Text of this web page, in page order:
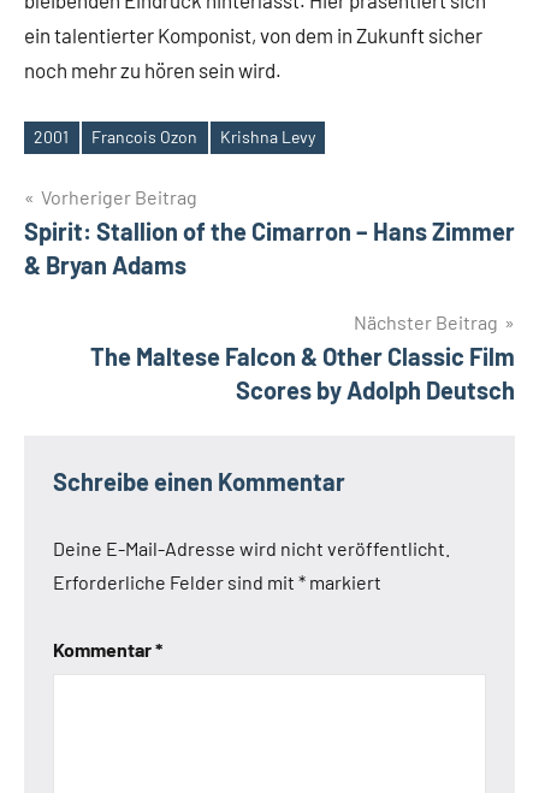
ein talentierter Komponist, von dem in Zukunft sicher
noch mehr zu hören sein wird.
Schlagwörter
2001 Francois Ozon Krishna Levy
Beitragsnavigation
Vorheriger Beitrag
Spirit: Stallion of the Cimarron – Hans Zimmer
& Bryan Adams
Nächster Beitrag
The Maltese Falcon & Other Classic Film
Scores by Adolph Deutsch
Schreibe einen Kommentar
Deine E-Mail-Adresse wird nicht veröffentlicht.
Erforderliche Felder sind mit * markiert
Kommentar*